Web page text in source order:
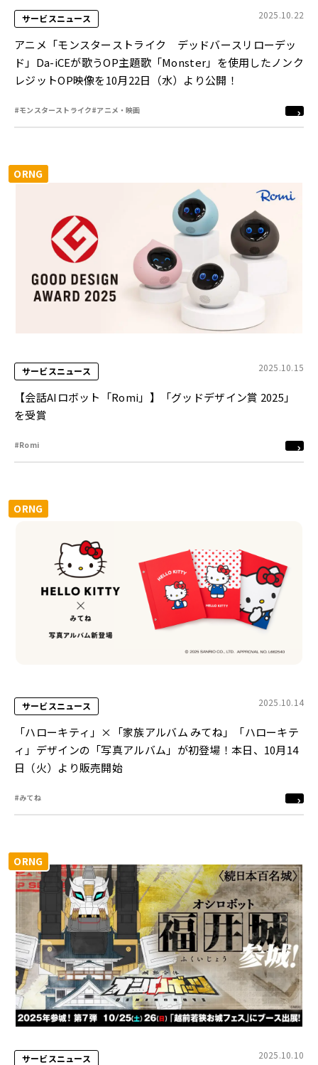
サービスニュース 2025.10.22
アニメ「モンスターストライク デッドバースリローデッ
ド」Da-iCEが歌うOP主題歌「Monster」を使用したノンク
レジットOP映像を10月22日（水）より公開！
#モンスターストライク#アニメ・映画
ORNG
サービスニュース 2025.10.15
【会話AIロボット「Romi」】「グッドデザイン賞 2025」
を受賞
#Romi
ORNG
サービスニュース 2025.10.14
「ハローキティ」×「家族アルバム みてね」「ハローキテ
ィ」デザインの「写真アルバム」が初登場！本日、10月14
日（火）より販売開始
#みてね
ORNG
サービスニュース 2025.10.10